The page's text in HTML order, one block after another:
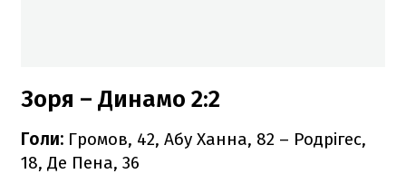
Зоря – Динамо 2:2
Голи: Громов, 42, Абу Ханна, 82 – Родрігес,
18, Де Пена, 36